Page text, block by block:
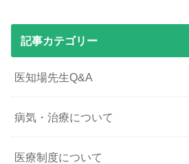
記事カテゴリー
医知場先生Q&A
病気・治療について
医療制度について